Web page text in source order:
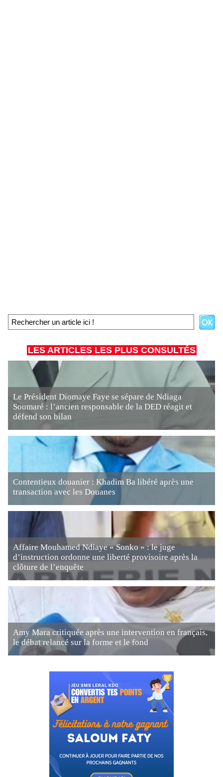
LES ARTICLES LES PLUS CONSULTÉS
Le Président Diomaye Faye se sépare de Ndiaga
Soumaré : l’ancien responsable de la DED réagit et
défend son bilan
Contentieux douanier : Khadim Ba libéré après une
transaction avec les Douanes
Affaire Mouhamed Ndiaye « Sonko » : le juge
d’instruction ordonne une liberté provisoire après la
clôture de l’enquête
Amy Mara critiquée après une intervention en français,
le débat relancé sur la forme et le fond